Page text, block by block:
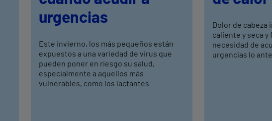
urgencias
Este invierno, los más pequeños están
expuestos a una variedad de virus que
pueden poner en riesgo su salud,
especialmente a aquellos más
vulnerables, como los lactantes.
Dolor de cabeza
caliente y seca
necesidad de
urgencias lo